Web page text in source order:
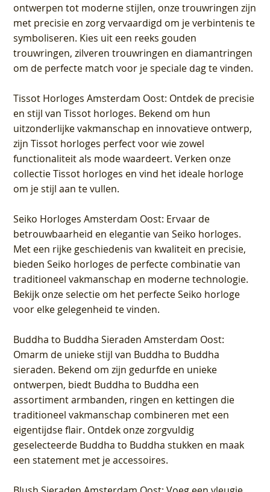
ontwerpen tot moderne stijlen, onze trouwringen zijn
met precisie en zorg vervaardigd om je verbintenis te
symboliseren. Kies uit een reeks gouden
trouwringen, zilveren trouwringen en diamantringen
om de perfecte match voor je speciale dag te vinden.
Tissot Horloges Amsterdam Oost: Ontdek de precisie
en stijl van Tissot horloges. Bekend om hun
uitzonderlijke vakmanschap en innovatieve ontwerp,
zijn Tissot horloges perfect voor wie zowel
functionaliteit als mode waardeert. Verken onze
collectie Tissot horloges en vind het ideale horloge
om je stijl aan te vullen.
Seiko Horloges Amsterdam Oost: Ervaar de
betrouwbaarheid en elegantie van Seiko horloges.
Met een rijke geschiedenis van kwaliteit en precisie,
bieden Seiko horloges de perfecte combinatie van
traditioneel vakmanschap en moderne technologie.
Bekijk onze selectie om het perfecte Seiko horloge
voor elke gelegenheid te vinden.
Buddha to Buddha Sieraden Amsterdam Oost:
Omarm de unieke stijl van Buddha to Buddha
sieraden. Bekend om zijn gedurfde en unieke
ontwerpen, biedt Buddha to Buddha een
assortiment armbanden, ringen en kettingen die
traditioneel vakmanschap combineren met een
eigentijdse flair. Ontdek onze zorgvuldig
geselecteerde Buddha to Buddha stukken en maak
een statement met je accessoires.